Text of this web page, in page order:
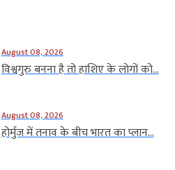
August 08, 2026
विश्वगुरु बनना है तो हाशिए के लोगों को...
August 08, 2026
होर्मुज में तनाव के बीच भारत का प्लान...